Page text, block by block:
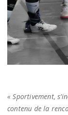
« Sportivement,
contenu de la